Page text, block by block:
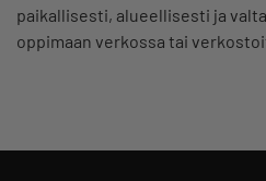
paikallisesti, alueellisesti ja
oppimaan verkossa tai